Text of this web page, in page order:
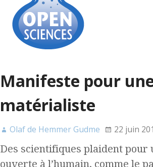
Manifeste pour
matérialiste
Olaf de Hemmer Gudme 22 juin
Des scientifiques plaident pour
ouverte à l’humain, comme le